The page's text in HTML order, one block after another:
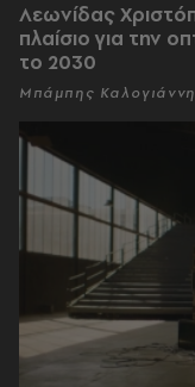
Λεωνίδας
πλαίσιο για την
το 2030
Μπάμπης